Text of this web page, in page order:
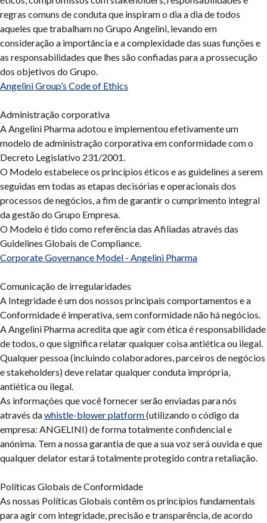
regras comuns de conduta que inspiram o dia a dia de todos
aqueles que trabalham no Grupo Angelini, levando em
consideração a importância e a complexidade das suas funções e
as responsabilidades que lhes são confiadas para a prossecução
dos objetivos do Grupo.
Angelini Group’s Code of Ethics
Administração corporativa
A Angelini Pharma adotou e implementou efetivamente um
modelo de administração corporativa em conformidade com o
Decreto Legislativo 231/2001.
O Modelo estabelece os princípios éticos e as guidelines a serem
seguidas em todas as etapas decisórias e operacionais dos
processos de negócios, a fim de garantir o cumprimento integral
da gestão do Grupo Empresa.
O Modelo é tido como referência das Afiliadas através das
Guidelines Globais de Compliance.
Corporate Governance Model - Angelini Pharma
Comunicação de irregularidades
A Integridade é um dos nossos principais comportamentos e a
Conformidade é imperativa, sem conformidade não há negócios.
A Angelini Pharma acredita que agir com ética é responsabilidade
de todos, o que significa relatar qualquer coisa antiética ou ilegal.
Qualquer pessoa (incluindo colaboradores, parceiros de negócios
e stakeholders) deve relatar qualquer conduta imprópria,
antiética ou ilegal.
As informações que você fornecer serão enviadas para nós
através dawhistle-blower platform(utilizando o código da
empresa: ANGELINI) de forma totalmente confidencial e
anónima. Tem a nossa garantia de que a sua voz será ouvida e que
qualquer delator estará totalmente protegido contra retaliação.
Políticas Globais de Conformidade
As nossas Políticas Globais contêm os princípios fundamentais
para agir com integridade, precisão e transparência, de acordo